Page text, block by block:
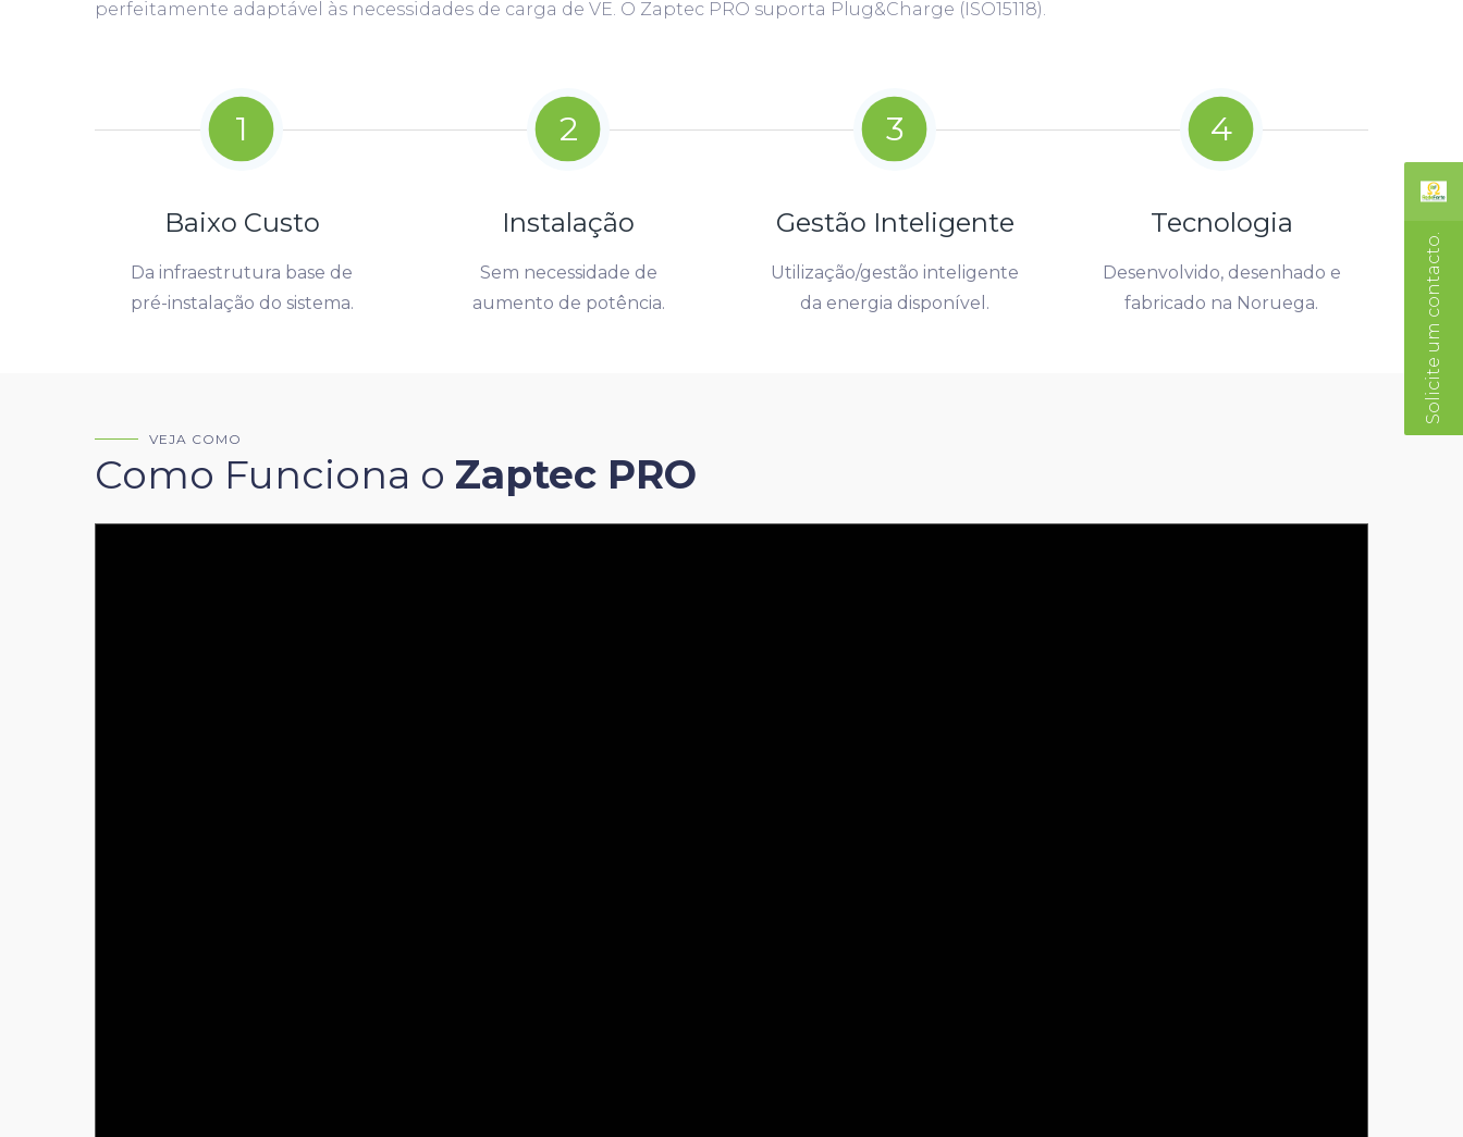
perfeitamente adaptável às necessidades de carga de VE. O Zaptec PRO suporta Plug&Charge (ISO15118).
1
Baixo Custo
Da infraestrutura base de
pré-instalação do sistema.
2
Instalação
Sem necessidade de
aumento de potência.
3
Gestão Inteligente
Utilização/gestão inteligente
da energia disponível.
4
Tecnologia
Desenvolvido, desenhado e
fabricado na Noruega.
VEJA COMO
Como Funciona o Zaptec PRO
Solicite um contacto.